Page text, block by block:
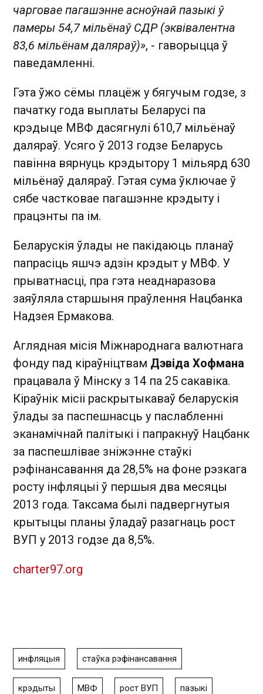
чарговае пагашэнне асноўнай пазыкі ў
памеры 54,7 мільёнаў СДР (эквівалентна
83,6 мільёнам даляраў)», - гаворыцца ў
паведамленні.
Гэта ўжо сёмы плацёж у бягучым годзе, з
пачатку года выплаты Беларусі па
крэдыце МВФ дасягнулі 610,7 мільёнаў
даляраў. Усяго ў 2013 годзе Беларусь
павінна вярнуць крэдытору 1 мільярд 630
мільёнаў даляраў. Гэтая сума ўключае ў
сябе частковае пагашэнне крэдыту і
працэнты па ім.
Беларускія ўлады не пакідаюць планаў
папрасіць яшчэ адзін крэдыт у МВФ. У
прыватнасці, пра гэта неаднаразова
заяўляла старшыня праўлення Нацбанка
Надзея Ермакова.
Аглядная місія Міжнароднага валютнага
фонду пад кіраўніцтвам Дэвіда Хофмана
працавала ў Мінску з 14 па 25 сакавіка.
Кіраўнік місіі раскрытыкаваў беларускія
ўлады за паспешнасць у паслабленні
эканамічнай палітыкі і папракнуў Нацбанк
за паспешлівае зніжэнне стаўкі
рэфінансавання да 28,5% на фоне рэзкага
росту інфляцыі ў першыя два месяцы
2013 года. Таксама былі падвергнутыя
крытыцы планы ўладаў разагнаць рост
ВУП у 2013 годзе да 8,5%.
charter97.org
инфляцыя стаўка рэфінансавання
крэдыты МВФ рост ВУП пазыкі